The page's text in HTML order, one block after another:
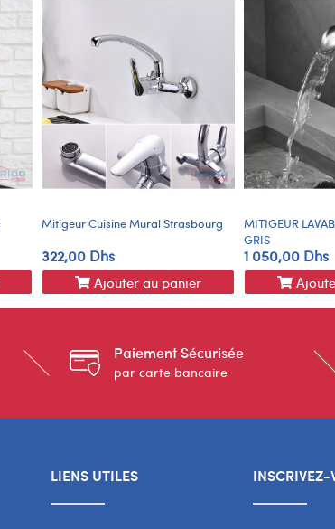
Mitigeur Cuisine Mural Strasbourg
322,00 Dhs
Ajouter au panier
MITIGEUR
GRIS
1 050,00 Dhs
Paiement Sécurisée
par carte bancaire
LIENS UTILES INSCRIVEZ-